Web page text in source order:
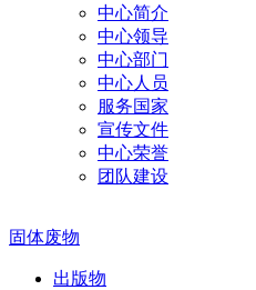
中心简介
中心领导
中心部门
中心人员
服务国家
宣传文件
中心荣誉
团队建设
固体废物
出版物